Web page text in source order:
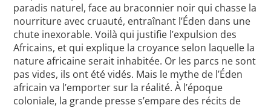
paradis naturel, face au braconnier noir qui chasse la
nourriture avec cruauté, entraînant l’Éden dans une
chute inexorable. Voilà qui justifie l’expulsion des
Africains, et qui explique la croyance selon laquelle la
nature africaine serait inhabitée. Or les parcs ne sont
pas vides, ils ont été vidés. Mais le mythe de l’Éden
africain va l’emporter sur la réalité. À l’époque
coloniale, la grande presse s’empare des récits de